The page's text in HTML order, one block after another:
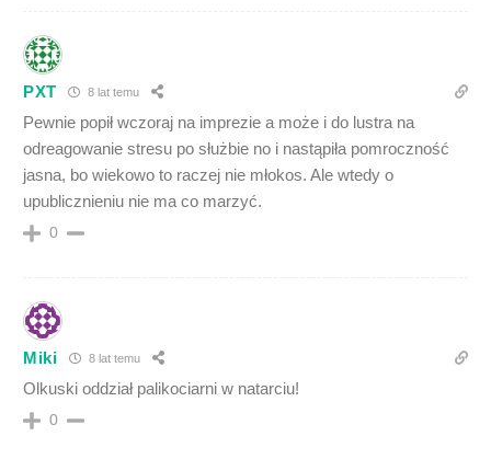
PXT 8 lat temu
Pewnie popił wczoraj na imprezie a może i do lustra na
odreagowanie stresu po służbie no i nastąpiła pomroczność
jasna, bo wiekowo to raczej nie młokos. Ale wtedy o
upublicznieniu nie ma co marzyć.
0
Miki 8 lat temu
Olkuski oddział palikociarni w natarciu!
0